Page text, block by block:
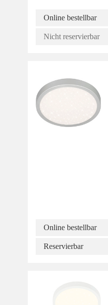
Online bestellbar
Nicht reservierbar
Online bestellbar
Reservierbar